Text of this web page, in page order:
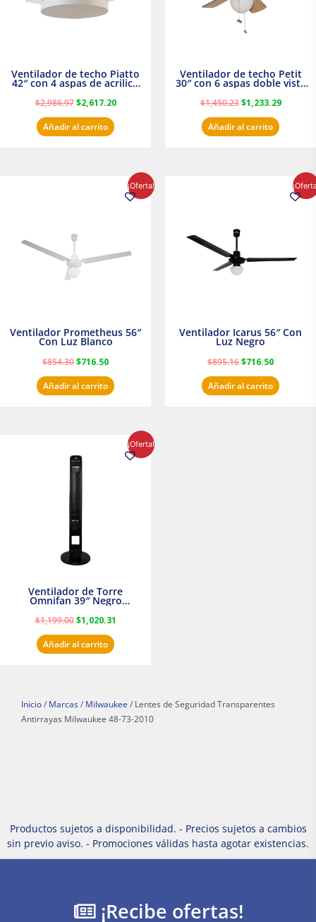
Ventilador de techo Piatto
42″ con 4 aspas de acrilico
transparente
$2,986.97 $2,617.20
Añadir al carrito
Ventilador de techo Petit
30″ con 6 aspas doble vista
Satinado Masterfan
$1,450.23 $1,233.29
Añadir al carrito
¡Oferta!
Ventilador Prometheus 56″
Con Luz Blanco
$854.30$716.50
precio
actual
Añadir al carrito
Ventilador Icarus 56″ Con
Luz Negro
$895.16$716.50
precio
actual
Añadir al carrito
¡Oferta!
Ventilador de Torre
Omnifan 39″ Negro
$1,199.00
original
era:
$1,020.31
precio
actual
Añadir al carrito
Inicio / Marcas / Milwaukee / Lentes de Seguridad Transparentes
Antirrayas Milwaukee 48-73-2010
Productos sujetos a disponibilidad. - Precios sujetos a cambios
sin previo aviso. - Promociones válidas hasta agotar existencias.
¡Recibe ofertas!